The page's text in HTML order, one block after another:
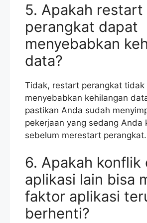
5. Apakah restart
perangkat dapat
menyebabkan
data?
Tidak, restart perangkat tidak
menyebabkan kehilangan
pastikan Anda sudah
pekerjaan yang sedang Anda
sebelum merestart perangkat.
6. Apakah konflik
aplikasi lain bisa
faktor aplikasi
berhenti?